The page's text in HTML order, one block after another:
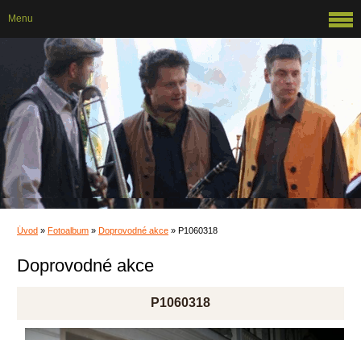
Úvod » Fotoalbum » Doprovodné akce » P1060318
Doprovodné akce
P1060318
Menu